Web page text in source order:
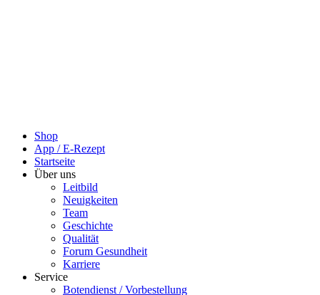
Shop
App / E-Rezept
Startseite
Über uns
Leitbild
Neuigkeiten
Team
Geschichte
Qualität
Forum Gesundheit
Karriere
Service
Botendienst / Vorbestellung